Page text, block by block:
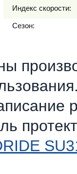
Индекс скорости:
Сезон: